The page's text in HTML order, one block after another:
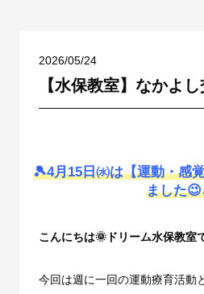
2026/05/24
【水保教室】なかよ
🎾4月15日㈬は【運動・感
ました
こんにちは🌞ドリーム水保教室
今回は週に一回の運動療育活動